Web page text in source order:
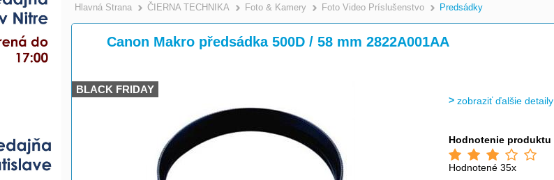
Hlavná Strana >
ČIERNA TECHNIKA >
Foto & Kamery >
Foto Video Príslušenstvo >
Predsádky
Canon Makro předsádka 500D / 58 mm 2822A001AA
BLACK FRIDAY
zobraziť ďalšie detaily
Hodnotenie produktu
Hodnotené 35x